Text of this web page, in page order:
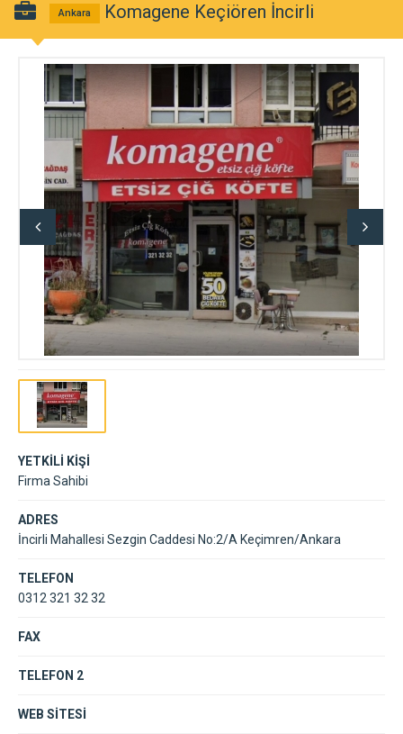
Ankara Komagene Keçiören İncirli
YETKİLİ KİŞİ
Firma Sahibi
ADRES
İncirli Mahallesi Sezgin Caddesi No:2/A Keçimren/Ankara
TELEFON
0312 321 32 32
FAX
TELEFON 2
WEB SİTESİ